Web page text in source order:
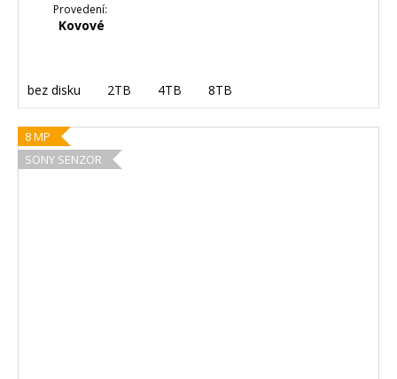
Provedení:
Kovové
bez disku 2TB 4TB 8TB
8 MP
SONY SENZOR